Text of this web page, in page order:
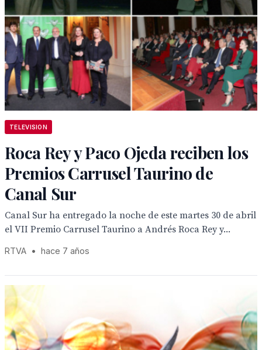
TELEVISION
Roca Rey y Paco Ojeda reciben los
Premios Carrusel Taurino de
Canal Sur
Canal Sur ha entregado la noche de este martes 30 de abril
el VII Premio Carrusel Taurino a Andrés Roca Rey y...
RTVA • hace 7 años